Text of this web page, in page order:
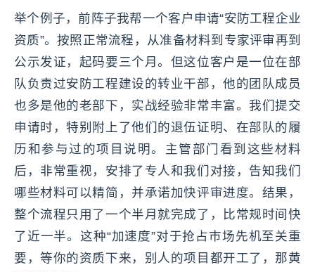
举个例子，前阵子我帮一个客户申请“安防工程企业
资质”。按照正常流程，从准备材料到专家评审再到
公示发证，起码要三个月。但这位客户是一位在部
队负责过安防工程建设的转业干部，他的团队成员
也多是他的老部下，实战经验非常丰富。我们提交
申请时，特别附上了他们的退伍证明、在部队的履
历和参与过的项目说明。主管部门看到这些材料
后，非常重视，安排了专人和我们对接，告知我们
哪些材料可以精简，并承诺加快评审进度。结果，
整个流程只用了一个半月就完成了，比常规时间快
了近一半。这种“加速度”对于抢占市场先机至关重
要，等你的资质下来，别人的项目都开工了，那黄